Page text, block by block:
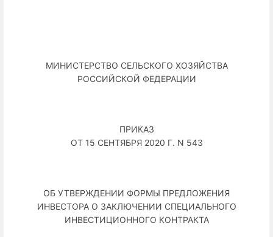
МИНИСТЕРСТВО СЕЛЬСКОГО ХОЗЯЙСТВА
РОССИЙСКОЙ ФЕДЕРАЦИИ
ПРИКАЗ
ОТ 15 СЕНТЯБРЯ 2020 Г. N 543
ОБ УТВЕРЖДЕНИИ ФОРМЫ ПРЕДЛОЖЕНИЯ
ИНВЕСТОРА О ЗАКЛЮЧЕНИИ СПЕЦИАЛЬНОГО
ИНВЕСТИЦИОННОГО КОНТРАКТА